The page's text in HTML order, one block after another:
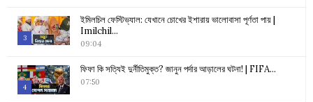
youtube
3
youtube
ইমিলচিল ফেস্টিভ্যাল: যেখানে চোখের ইশারায় ভালোবাসা পূর্ণতা পায় |
Imilchil...
09:04
4
ফিফা কি সত্যিই দুর্নীতিমুক্ত? জানুন পর্দার আড়ালের ঘটনা! | FIFA...
07:50